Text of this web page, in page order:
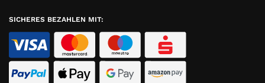
SICHERES BEZAHLEN MIT: